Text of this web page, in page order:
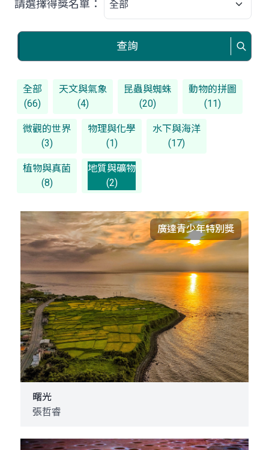
請選擇得獎名單：
查詢
全部
(66)
天文與氣象
(4)
昆蟲與蜘蛛
(20)
動物的拼圖
(11)
微觀的世界
(3)
物理與化學
(1)
水下與海洋
(17)
植物與真菌
(8)
地質與礦物
(2)
廣達青少年特別獎
曙光
張哲睿